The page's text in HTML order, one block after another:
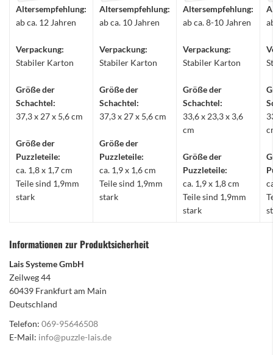
Altersempfehlung:
ab ca. 12 Jahren
Verpackung:
Stabiler Karton
Größe der
Schachtel:
37,3 x 27 x 5,6 cm
Größe der
Puzzleteile:
ca. 1,8 x 1,7 cm
Teile sind 1,9mm
stark
Altersempfehlung:
ab ca. 10 Jahren
Verpackung:
Stabiler Karton
Größe der
Schachtel:
37,3 x 27 x 5,6 cm
Größe der
Puzzleteile:
ca. 1,9 x 1,6 cm
Teile sind 1,9mm
stark
Altersempfehlung:
ab ca. 8-10 Jahren
Verpackung:
Stabiler Karton
Größe der
Schachtel:
33,6 x 23,3 x 3,6
cm
Größe der
Puzzleteile:
ca. 1,9 x 1,8 cm
Teile sind 1,9mm
stark
Informationen zur Produktsicherheit
Lais Systeme GmbH
Zeilweg 44
60439 Frankfurt am Main
Deutschland
Telefon: 069-95646508
E-Mail: info@puzzle-lais.de